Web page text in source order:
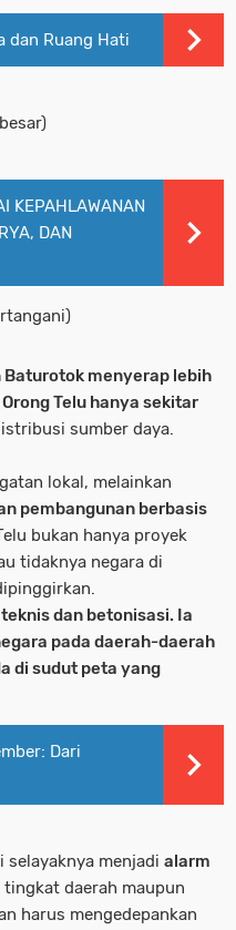
dan Ruang Hati
KEPAHLAWANAN
DAN
Baturotok menyerap lebih
Telu hanya sekitar
sumber daya.
lokal, melainkan
pembangunan berbasis
bukan hanya proyek
tidaknya negara di
dan betonisasi. Ia
pada daerah-daerah
di sudut peta yang
Dari
selayaknya menjadi alarm
daerah maupun
harus mengedepankan